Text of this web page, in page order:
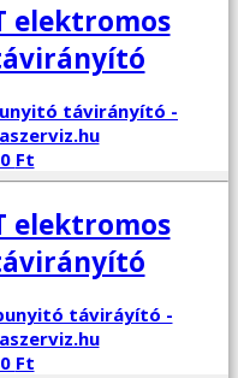
elektromos
Ft
elektromos
Ft